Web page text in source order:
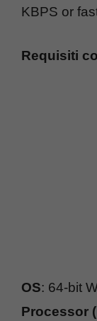
KBPS or
Requisiti
OS: 64-bit
Processor